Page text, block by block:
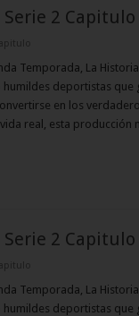
Serie 2 Capitulo
Temporada, La
deportistas que
en los
real, esta producción
Serie 2 Capitulo
Temporada, La
deportistas que